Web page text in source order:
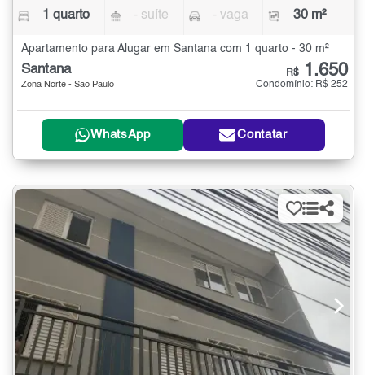
1 quarto - suíte - vaga 30 m²
Apartamento para Alugar em Santana com 1 quarto - 30 m²
Santana
Zona Norte - São Paulo
R$ 1.650
Condomínio: R$ 252
WhatsApp Contatar